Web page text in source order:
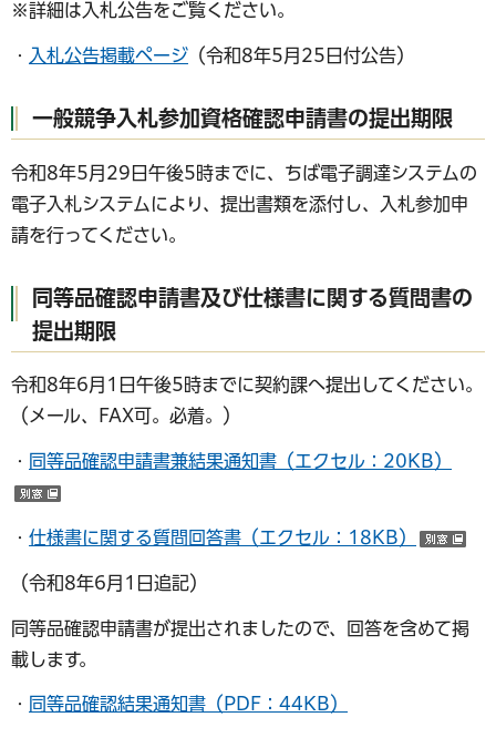
※詳細は入札公告をご覧ください。
・ 入札公告掲載ページ （令和8年5月25日付公告）
一般競争入札参加資格確認申請書の提出期限
令和8年5月29日午後5時までに、ちば電子調達システムの
電子入札システムにより、提出書類を添付し、入札参加申
請を行ってください。
同等品確認申請書及び仕様書に関する質問書の
提出期限
令和8年6月1日午後5時までに契約課へ提出してください。
（メール、FAX可。必着。）
・ 同等品確認申請書兼結果通知書（エクセル：20KB）
・ 仕様書に関する質問回答書（エクセル：18KB）
（令和8年6月1日追記）
同等品確認申請書が提出されましたので、回答を含めて掲
載します。
・ 同等品確認結果通知書（PDF：44KB）